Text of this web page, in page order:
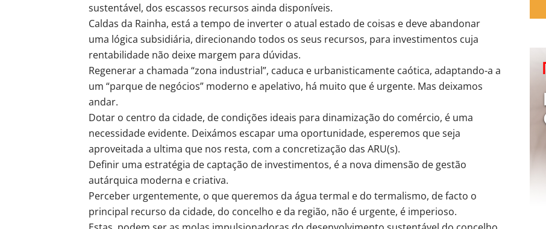
sustentável, dos escassos recursos ainda disponíveis.
Caldas da Rainha, está a tempo de inverter o atual estado de coisas e deve abandonar
uma lógica subsidiária, direcionando todos os seus recursos, para investimentos cuja
rentabilidade não deixe margem para dúvidas.
Regenerar a chamada “zona industrial”, caduca e urbanisticamente caótica, adaptando-a a
um “parque de negócios” moderno e apelativo, há muito que é urgente. Mas deixamos
andar.
Dotar o centro da cidade, de condições ideais para dinamização do comércio, é uma
necessidade evidente. Deixámos escapar uma oportunidade, esperemos que seja
aproveitada a ultima que nos resta, com a concretização das ARU(s).
Definir uma estratégia de captação de investimentos, é a nova dimensão de gestão
autárquica moderna e criativa.
Perceber urgentemente, o que queremos da água termal e do termalismo, de facto o
principal recurso da cidade, do concelho e da região, não é urgente, é imperioso.